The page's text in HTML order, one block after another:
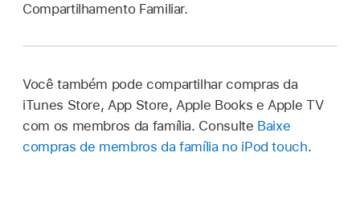
Compartilhamento Familiar.
Você também pode compartilhar compras da
iTunes Store, App Store, Apple Books e Apple TV
com os membros da família. Consulte Baixe
compras de membros da família no iPod touch.